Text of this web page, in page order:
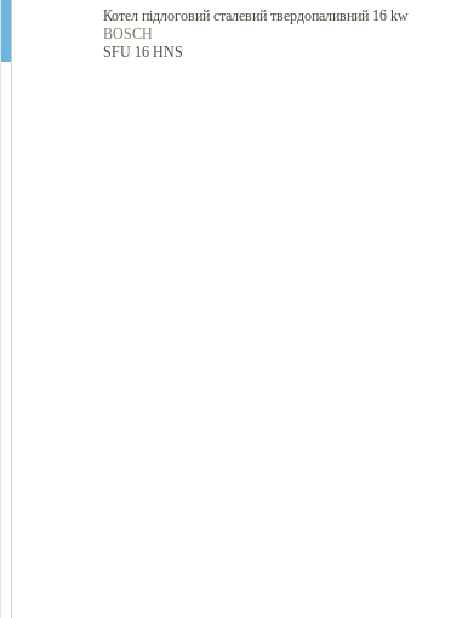
Котел підлоговий сталевий твердопаливний 16 kw
BOSCH
SFU 16 HNS